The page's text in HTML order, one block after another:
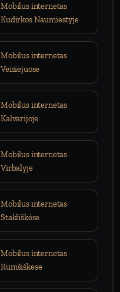
Mobilus internetas
Kudirkos Naumiestyje
Mobilus internetas
Veisiejuose
Mobilus internetas
Kalvarijoje
Mobilus internetas
Virbalyje
Mobilus internetas
Stakliškėse
Mobilus internetas
Rumšiškėse